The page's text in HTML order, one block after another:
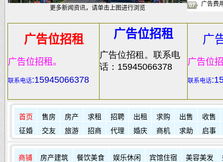
更多新闻资讯，请单击上图进行浏览
广告费
广告位招租
广告位招租。
联系电话:15945066378
广告位招租
广告位招租。联系电
话：15945066378
广
广告位
联系电话
首页 售房 房产 求租 招聘 出租 求购 出售
收售
征婚
交友 旅游 招商 代理 婚庆 商机 求助 启事
商铺 房产建筑 餐饮美食 娱乐休闲 宾馆住宿 美容美发